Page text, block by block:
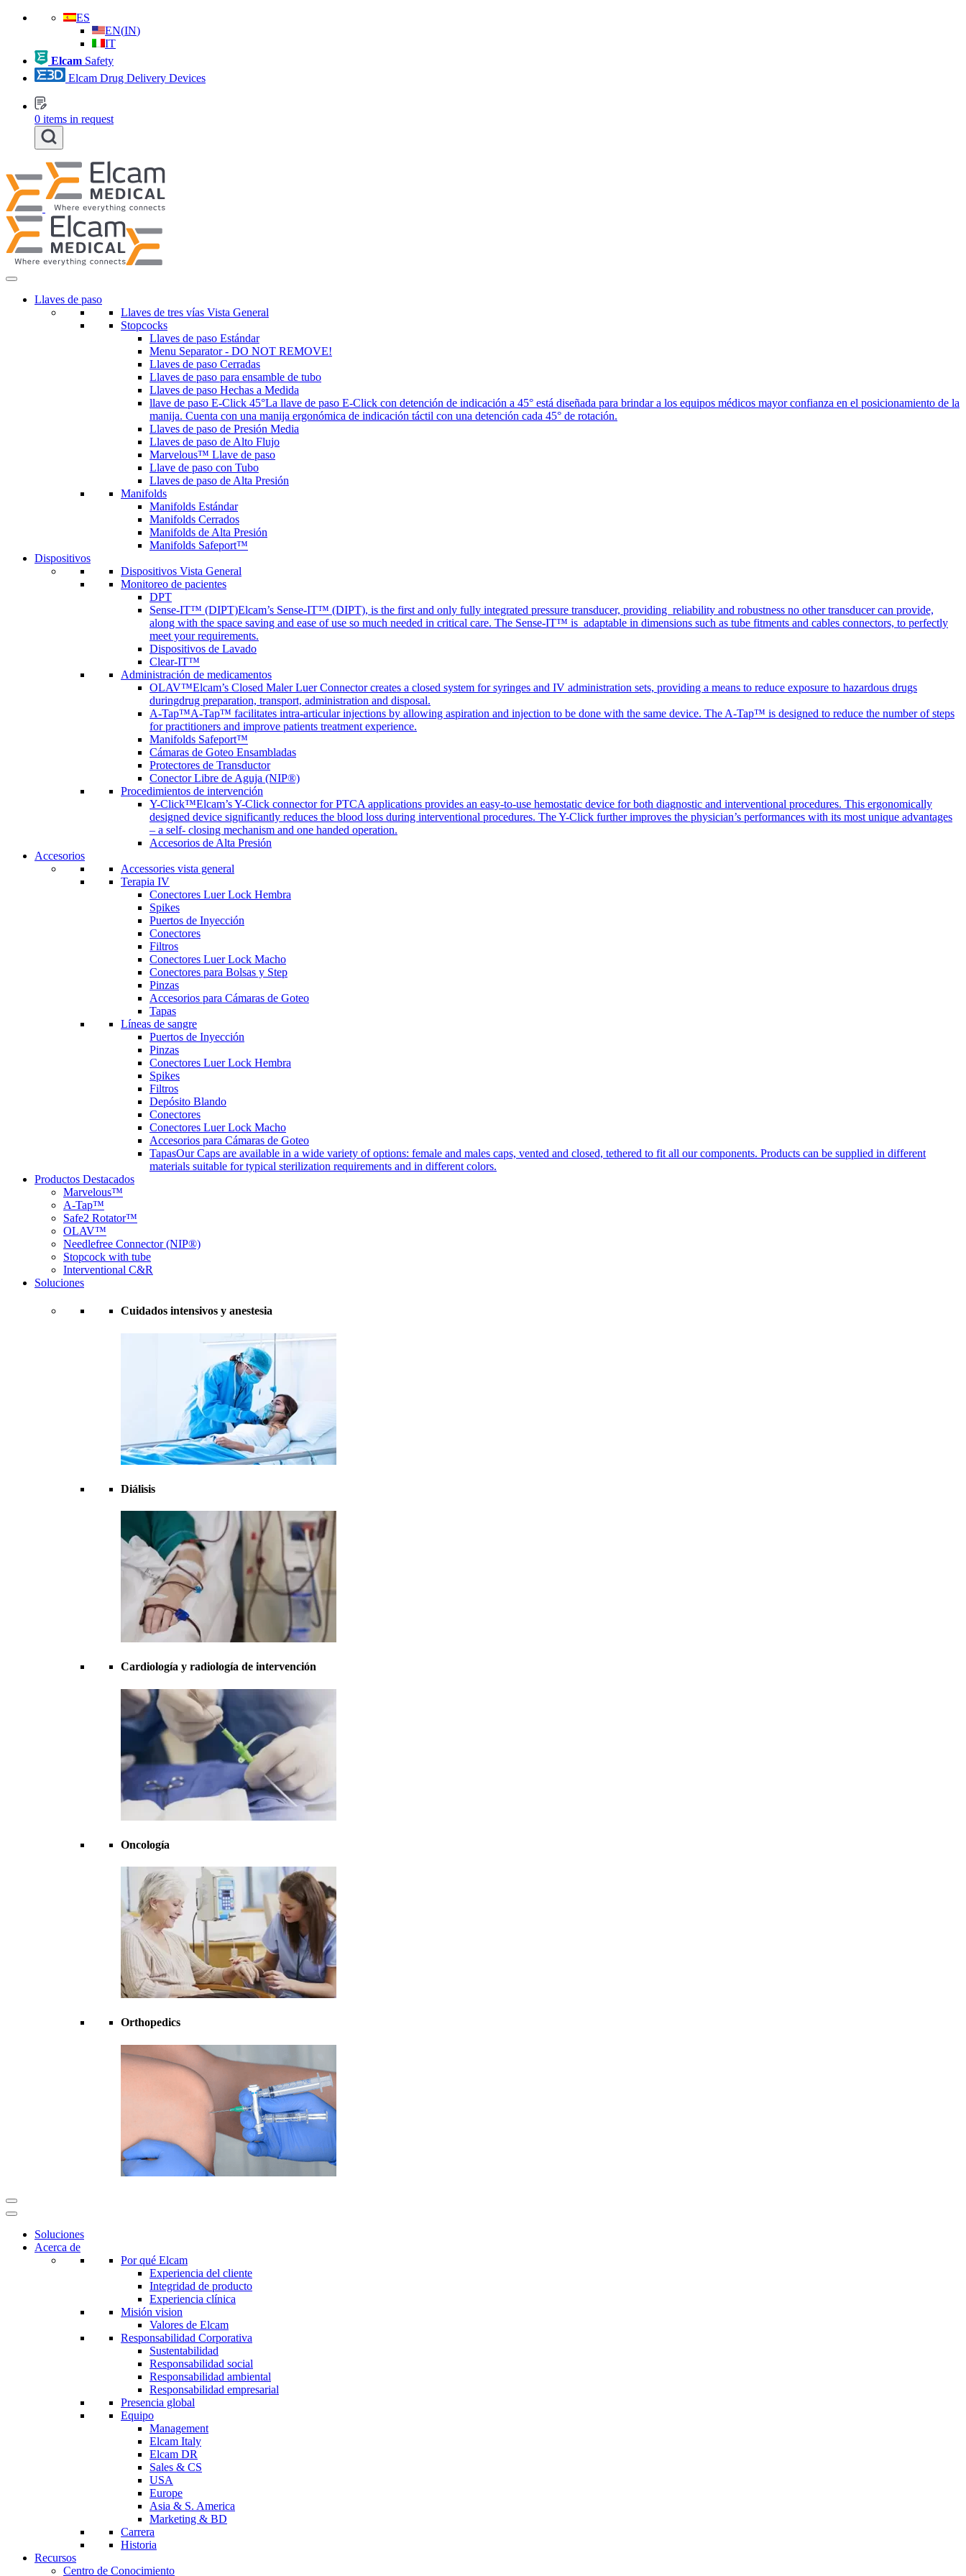
ES
EN(IN)
IT
Elcam Safety
Elcam Drug Delivery Devices
0 items in request
Llaves de paso
Llaves de tres vías Vista General
Stopcocks
Llaves de paso Estándar
Menu Separator - DO NOT REMOVE!
Llaves de paso Cerradas
Llaves de paso para ensamble de tubo
Llaves de paso Hechas a Medida
llave de paso E-Click 45°La llave de paso E-Click con detención de indicación a 45° está diseñada para brindar a los equipos médicos mayor confianza en el posicionamiento de la
manija. Cuenta con una manija ergonómica de indicación táctil con una detención cada 45° de rotación.
Llaves de paso de Presión Media
Llaves de paso de Alto Flujo
Marvelous™ Llave de paso
Llave de paso con Tubo
Llaves de paso de Alta Presión
Manifolds
Manifolds Estándar
Manifolds Cerrados
Manifolds de Alta Presión
Manifolds Safeport™
Dispositivos
Dispositivos Vista General
Monitoreo de pacientes
DPT
Sense-IT™ (DIPT)Elcam’s Sense-IT™ (DIPT), is the first and only fully integrated pressure transducer, providing reliability and robustness no other transducer can provide,
along with the space saving and ease of use so much needed in critical care. The Sense-IT™ is adaptable in dimensions such as tube fitments and cables connectors, to perfectly
meet your requirements.
Dispositivos de Lavado
Clear-IT™
Administración de medicamentos
OLAV™Elcam’s Closed Maler Luer Connector creates a closed system for syringes and IV administration sets, providing a means to reduce exposure to hazardous drugs
duringdrug preparation, transport, administration and disposal.
A-Tap™A-Tap™ facilitates intra-articular injections by allowing aspiration and injection to be done with the same device. The A-Tap™ is designed to reduce the number of steps
for practitioners and improve patients treatment experience.
Manifolds Safeport™
Cámaras de Goteo Ensambladas
Protectores de Transductor
Conector Libre de Aguja (NIP®)
Procedimientos de intervención
Y-Click™Elcam’s Y-Click connector for PTCA applications provides an easy-to-use hemostatic device for both diagnostic and interventional procedures. This ergonomically
designed device significantly reduces the blood loss during interventional procedures. The Y-Click further improves the physician’s performances with its most unique advantages
– a self- closing mechanism and one handed operation.
Accesorios de Alta Presión
Accesorios
Accessories vista general
Terapia IV
Conectores Luer Lock Hembra
Spikes
Puertos de Inyección
Conectores
Filtros
Conectores Luer Lock Macho
Conectores para Bolsas y Step
Pinzas
Accesorios para Cámaras de Goteo
Tapas
Líneas de sangre
Puertos de Inyección
Pinzas
Conectores Luer Lock Hembra
Spikes
Filtros
Depósito Blando
Conectores
Conectores Luer Lock Macho
Accesorios para Cámaras de Goteo
TapasOur Caps are available in a wide variety of options: female and males caps, vented and closed, tethered to fit all our components. Products can be supplied in different
materials suitable for typical sterilization requirements and in different colors.
Productos Destacados
Marvelous™
A-Tap™
Safe2 Rotator™
OLAV™
Needlefree Connector (NIP®)
Stopcock with tube
Interventional C&R
Soluciones
Cuidados intensivos y anestesia
Diálisis
Cardiología y radiología de intervención
Oncología
Orthopedics
Soluciones
Acerca de
Por qué Elcam
Experiencia del cliente
Integridad de producto
Experiencia clínica
Misión vision
Valores de Elcam
Responsabilidad Corporativa
Sustentabilidad
Responsabilidad social
Responsabilidad ambiental
Responsabilidad empresarial
Presencia global
Equipo
Management
Elcam Italy
Elcam DR
Sales & CS
USA
Europe
Asia & S. America
Marketing & BD
Carrera
Historia
Recursos
Centro de Conocimiento